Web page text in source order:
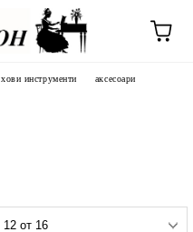
инструменти
аксесоари